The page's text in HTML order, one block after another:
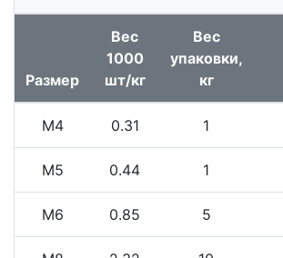
Размер
Вес
1000
шт/кг
Вес
упаковки,
кг
М4 0.31 1
М5 0.44 1
М6 0.85 5